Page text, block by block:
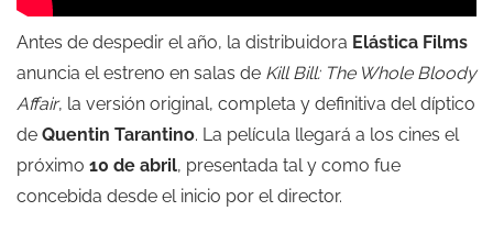
Antes de despedir el año, la distribuidora Elástica Films
anuncia el estreno en salas de Kill Bill: The Whole Bloody
Affair, la versión original, completa y definitiva del díptico
de Quentin Tarantino. La película llegará a los cines el
próximo 10 de abril, presentada tal y como fue
concebida desde el inicio por el director.